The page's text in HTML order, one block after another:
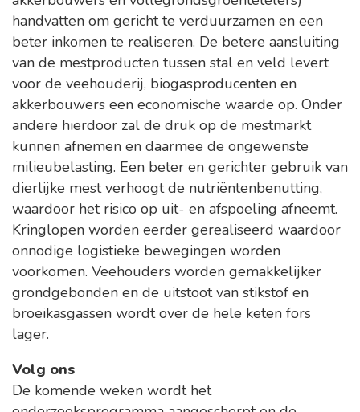
handvatten om gericht te verduurzamen en een
beter inkomen te realiseren. De betere aansluiting
van de mestproducten tussen stal en veld levert
voor de veehouderij, biogasproducenten en
akkerbouwers een economische waarde op. Onder
andere hierdoor zal de druk op de mestmarkt
kunnen afnemen en daarmee de ongewenste
milieubelasting. Een beter en gerichter gebruik van
dierlijke mest verhoogt de nutriëntenbenutting,
waardoor het risico op uit- en afspoeling afneemt.
Kringlopen worden eerder gerealiseerd waardoor
onnodige logistieke bewegingen worden
voorkomen. Veehouders worden gemakkelijker
grondgebonden en de uitstoot van stikstof en
broeikasgassen wordt over de hele keten fors
lager.
Volg ons
De komende weken wordt het